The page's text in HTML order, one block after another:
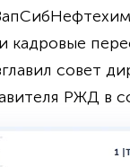
совет
РЖД в